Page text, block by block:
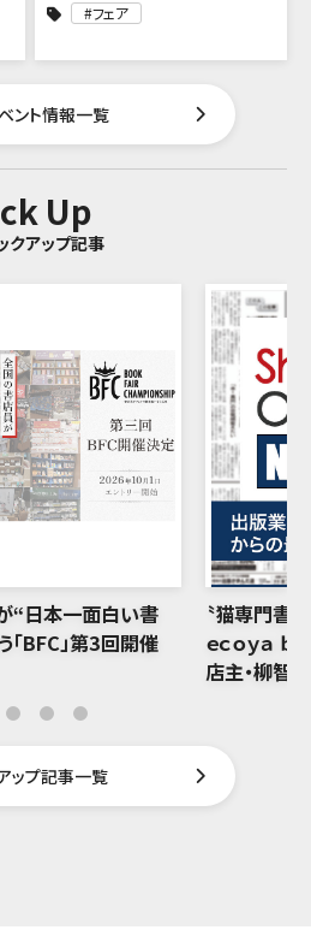
フェア
ント情報一覧
Up
クアップ記事
“日本一面白い書
「BFC」第3回開催
〝猫専門書
ｅｃｏｙａ ｂ
店主・柳智
ップ記事一覧